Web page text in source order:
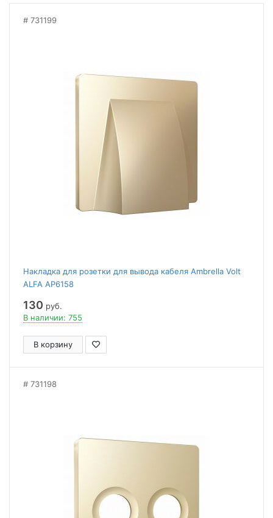
731199
Накладка для розетки для вывода кабеля Ambrella Volt
ALFA AP6158
130 руб.
В наличии: 755
В корзину
731198